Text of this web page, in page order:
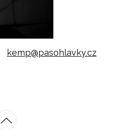
kemp@pasohlavky.cz